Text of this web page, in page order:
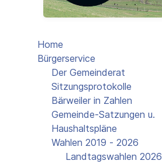
Home
Bürgerservice
Der Gemeinderat
Sitzungsprotokolle
Bärweiler in Zahlen
Gemeinde-Satzungen u.
Haushaltspläne
Wahlen 2019 - 2026
Landtagswahlen 2026